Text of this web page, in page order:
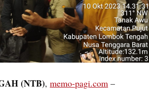
(NTB), memo-pagi.com –